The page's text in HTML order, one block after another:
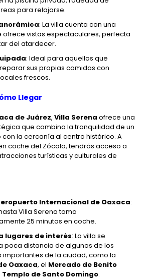
para relajarse.
: La villa cuenta con una
ofrece vistas espectaculares, perfecta
del atardecer.
: Ideal para aquellos que
sus propias comidas con
frescos.
Llegar
de Juárez, Villa Serena ofrece una
que combina la tranquilidad de un
la cercanía al centro histórico. A
coche del Zócalo, tendrás acceso a
turísticas y culturales de
Internacional de Oaxaca:
Villa Serena toma
25 minutos en coche.
lugares de interés: La villa se
poca distancia de algunos de los
importantes de la ciudad, como la
Oaxaca, el Mercado de Benito
Templo de Santo Domingo.